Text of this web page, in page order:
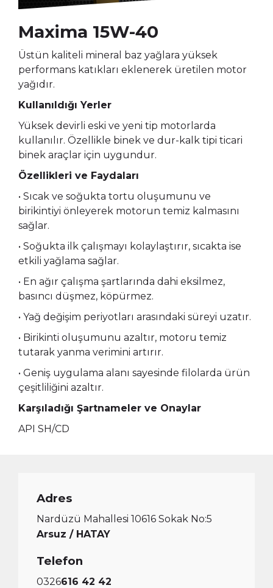
Maxima 15W-40
Üstün kaliteli mineral baz yağlara yüksek
performans katıkları eklenerek üretilen motor
yağıdır.
Kullanıldığı Yerler
Yüksek devirli eski ve yeni tip motorlarda
kullanılır. Özellikle binek ve dur-kalk tipi ticari
binek araçlar için uygundur.
Özellikleri ve Faydaları
• Sıcak ve soğukta tortu oluşumunu ve
birikintiyi önleyerek motorun temiz kalmasını
sağlar.
• Soğukta ilk çalışmayı kolaylaştırır, sıcakta ise
etkili yağlama sağlar.
• En ağır çalışma şartlarında dahi eksilmez,
basıncı düşmez, köpürmez.
• Yağ değişim periyotları arasındaki süreyi uzatır.
• Birikinti oluşumunu azaltır, motoru temiz
tutarak yanma verimini artırır.
• Geniş uygulama alanı sayesinde filolarda ürün
çeşitliliğini azaltır.
Karşıladığı Şartnameler ve Onaylar
API SH/CD
Adres
Nardüzü Mahallesi 10616 Sokak No:5
Arsuz / HATAY
Telefon
0326616 42 42